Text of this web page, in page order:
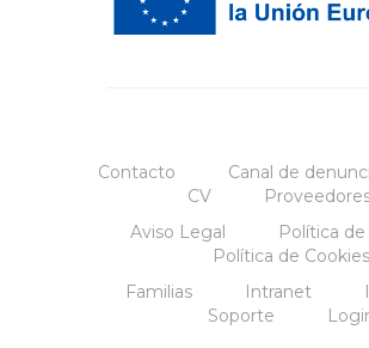
Contacto Canal de
CV
Aviso Legal
Política
Política de Cookies
Familias
Intranet
Soporte